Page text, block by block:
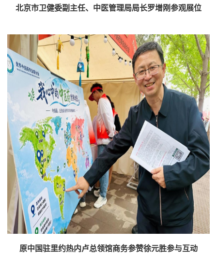
北京市卫健委副主任、中医管理局局长罗增刚参观展位
原中国驻里约热内卢总领馆商务参赞徐元胜参与互动